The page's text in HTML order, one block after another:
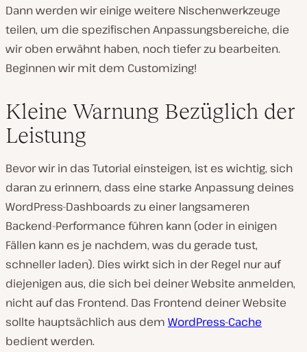
Dann werden wir einige weitere Nischenwerkzeuge
teilen, um die spezifischen Anpassungsbereiche, die
wir oben erwähnt haben, noch tiefer zu bearbeiten.
Beginnen wir mit dem Customizing!
Kleine Warnung Bezüglich der
Leistung
Bevor wir in das Tutorial einsteigen, ist es wichtig, sich
daran zu erinnern, dass eine starke Anpassung deines
WordPress-Dashboards zu einer langsameren
Backend-Performance führen kann (oder in einigen
Fällen kann es je nachdem, was du gerade tust,
schneller laden). Dies wirkt sich in der Regel nur auf
diejenigen aus, die sich bei deiner Website anmelden,
nicht auf das Frontend. Das Frontend deiner Website
sollte hauptsächlich aus dem WordPress-Cache
bedient werden.